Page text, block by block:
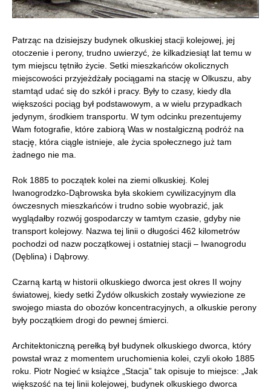
Patrząc na dzisiejszy budynek olkuskiej stacji kolejowej, jej
otoczenie i perony, trudno uwierzyć, że kilkadziesiąt lat temu w
tym miejscu tętniło życie. Setki mieszkańców okolicznych
miejscowości przyjeżdżały pociągami na stację w Olkuszu, aby
stamtąd udać się do szkół i pracy. Były to czasy, kiedy dla
większości pociąg był podstawowym, a w wielu przypadkach
jedynym, środkiem transportu. W tym odcinku prezentujemy
Wam fotografie, które zabiorą Was w nostalgiczną podróż na
stację, która ciągle istnieje, ale życia społecznego już tam
żadnego nie ma.
Rok 1885 to początek kolei na ziemi olkuskiej. Kolej
Iwanogrodzko-Dąbrowska była skokiem cywilizacyjnym dla
ówczesnych mieszkańców i trudno sobie wyobrazić, jak
wyglądałby rozwój gospodarczy w tamtym czasie, gdyby nie
transport kolejowy. Nazwa tej linii o długości 462 kilometrów
pochodzi od nazw początkowej i ostatniej stacji – Iwanogrodu
(Dęblina) i Dąbrowy.
Czarną kartą w historii olkuskiego dworca jest okres II wojny
światowej, kiedy setki Żydów olkuskich zostały wywiezione ze
swojego miasta do obozów koncentracyjnych, a olkuskie perony
były początkiem drogi do pewnej śmierci.
Architektoniczną perełką był budynek olkuskiego dworca, który
powstał wraz z momentem uruchomienia kolei, czyli około 1885
roku. Piotr Nogieć w książce „Stacja” tak opisuje to miejsce: „Jak
większość na tej linii kolejowej, budynek olkuskiego dworca